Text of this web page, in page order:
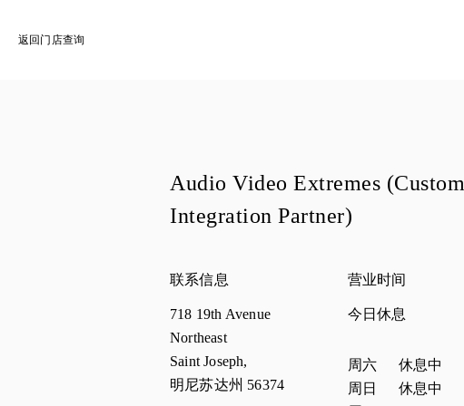
返回门店查询
Audio Video Extremes (Custom
Integration Partner)
联系信息
718 19th Avenue
Northeast
Saint Joseph,
明尼苏达州 56374
营业时间
今日休息
星期营业时间
周六
休息中
周日
休息中